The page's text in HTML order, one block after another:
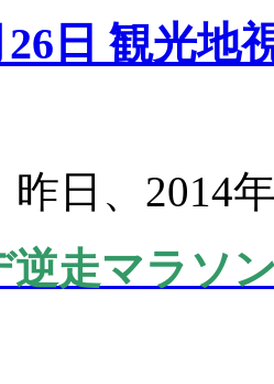
26日 観光
昨日、2014
逆走マラソ